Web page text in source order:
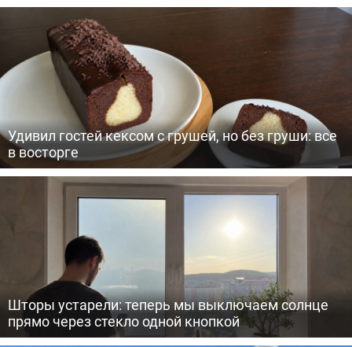
Удивил гостей кексом с грушей, но без груши: все
в восторге
Шторы устарели: теперь мы выключаем солнце
прямо через стекло одной кнопкой